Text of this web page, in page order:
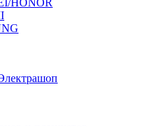
HONOR